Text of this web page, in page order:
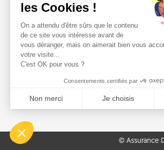
Assurance
Malussés
© Assurance
les Cookies !
On a attendu d'être sûrs que le contenu
de ce site vous intéresse avant de
vous déranger, mais on aimerait bien vous
votre visite...
C'est OK pour vous ?
Consentements certifiés par
Non merci Je choisis
Notre plateforme vous permet d'adapter et de gérer vos